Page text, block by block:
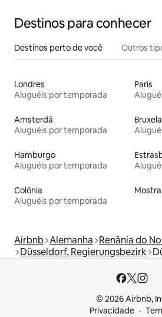
Destinos para conhecer
Destinos perto de você Outros
Londres
Aluguéis por temporada
Paris
Amsterdã
Aluguéis por temporada
Hamburgo
Aluguéis por temporada
Colônia
Aluguéis por temporada
Airbnb Alemanha Renânia do
Düsseldorf, Regierungsbezirk
© 2026 Airbnb,
Privacidade